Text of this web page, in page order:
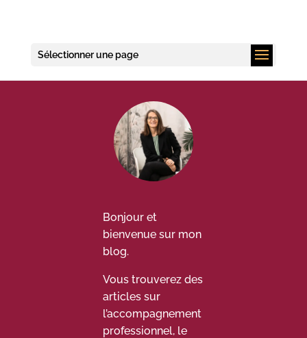
Sélectionner une page
Bonjour et
bienvenue sur mon
blog.
Vous trouverez des
articles sur
l’accompagnement
professionnel, le